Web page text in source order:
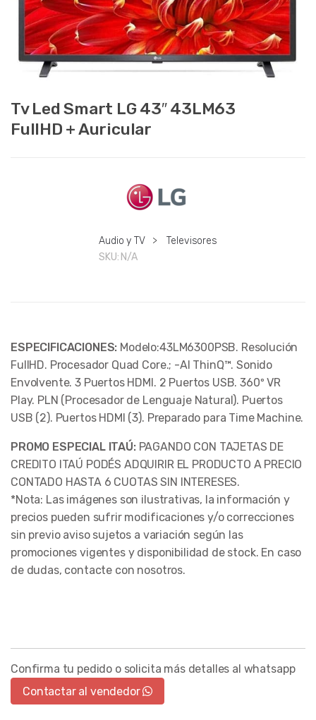
Tv Led Smart LG 43″ 43LM63
FullHD + Auricular
Audio y TV >
Televisores
SKU: N/A
ESPECIFICACIONES: Modelo:43LM6300PSB. Resolución
FullHD. Procesador Quad Core.; -AI ThinQ™. Sonido
Envolvente. 3 Puertos HDMI. 2 Puertos USB. 360º VR
Play. PLN (Procesador de Lenguaje Natural). Puertos
USB (2). Puertos HDMI (3). Preparado para Time Machine.
PROMO ESPECIAL ITAÚ: PAGANDO CON TAJETAS DE
CREDITO ITAÚ PODÉS ADQUIRIR EL PRODUCTO A PRECIO
CONTADO HASTA 6 CUOTAS SIN INTERESES.
*Nota: Las imágenes son ilustrativas, la información y
precios pueden sufrir modificaciones y/o correcciones
sin previo aviso sujetos a variación según las
promociones vigentes y disponibilidad de stock. En caso
de dudas, contacte con nosotros.
Confirma tu pedido o solicita más detalles al whatsapp
Contactar al vendedor